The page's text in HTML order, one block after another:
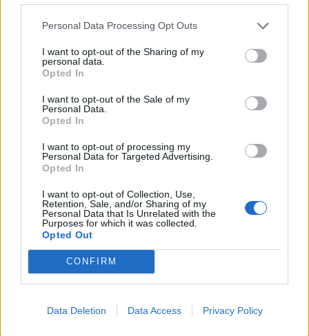
Personal Data Processing Opt Outs
I want to opt-out of the Sharing of my
personal data.
Opted In
I want to opt-out of the Sale of my
Personal Data.
Opted In
I want to opt-out of processing my
Personal Data for Targeted Advertising.
Opted In
I want to opt-out of Collection, Use,
Retention, Sale, and/or Sharing of my
Personal Data that Is Unrelated with the
Purposes for which it was collected.
Opted Out
CONFIRM
Data Deletion Data Access Privacy Policy
Canicule : les conseils
cardiologues pour
éviter le danger
Éclipse du 12 août :
lunettes de sécurité
Un chewing-gum
combattre le cancer
Populaires
Médicament retiré en urgence pour risques graves et données falsifiées
symptôme à repérer
Je suis cardiologue et voici le seul chocolat que je valide : c’est le
meilleur pour le cœur
Cancer du foie : Symptômes silencieux mais vitaux à connaître